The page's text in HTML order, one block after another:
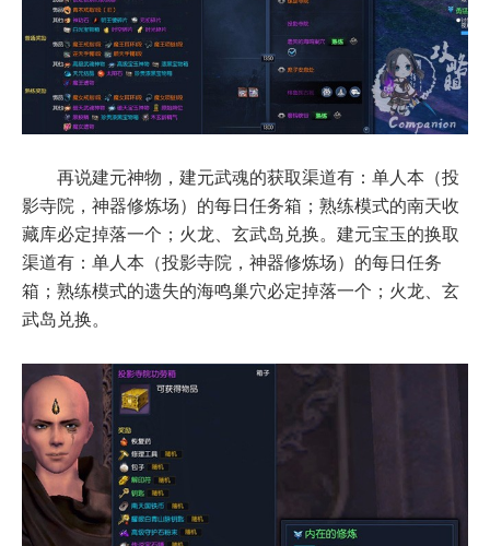
再说建元神物，建元武魂的获取渠道有：单人本（投
影寺院，神器修炼场）的每日任务箱；熟练模式的南天收
藏库必定掉落一个；火龙、玄武岛兑换。建元宝玉的换取
渠道有：单人本（投影寺院，神器修炼场）的每日任务
箱；熟练模式的遗失的海鸣巢穴必定掉落一个；火龙、玄
武岛兑换。